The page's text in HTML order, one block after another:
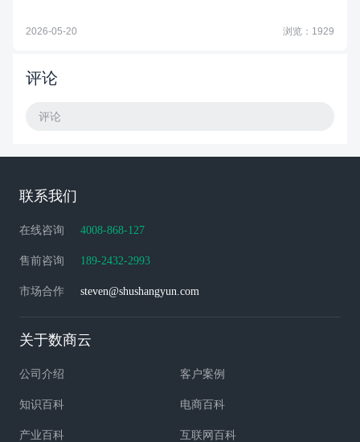
2026-05-20 浏览：1929
评论
评论
联系我们
在线咨询 4008-868-127
售前咨询 189-2432-2993
市场合作 steven@shushangyun.com
关于数商云
公司介绍 客户案例
知识百科 电商百科
产业百科 互联网百科